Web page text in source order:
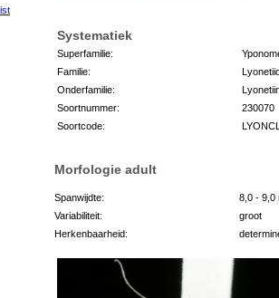
Systematiek
Superfamilie:
Familie:
Onderfamilie:
Soortnummer:
230070
Soortcode:
Morfologie adult
Spanwijdte:
8,0 - 9,0
Variabiliteit:
groot
Herkenbaarheid: